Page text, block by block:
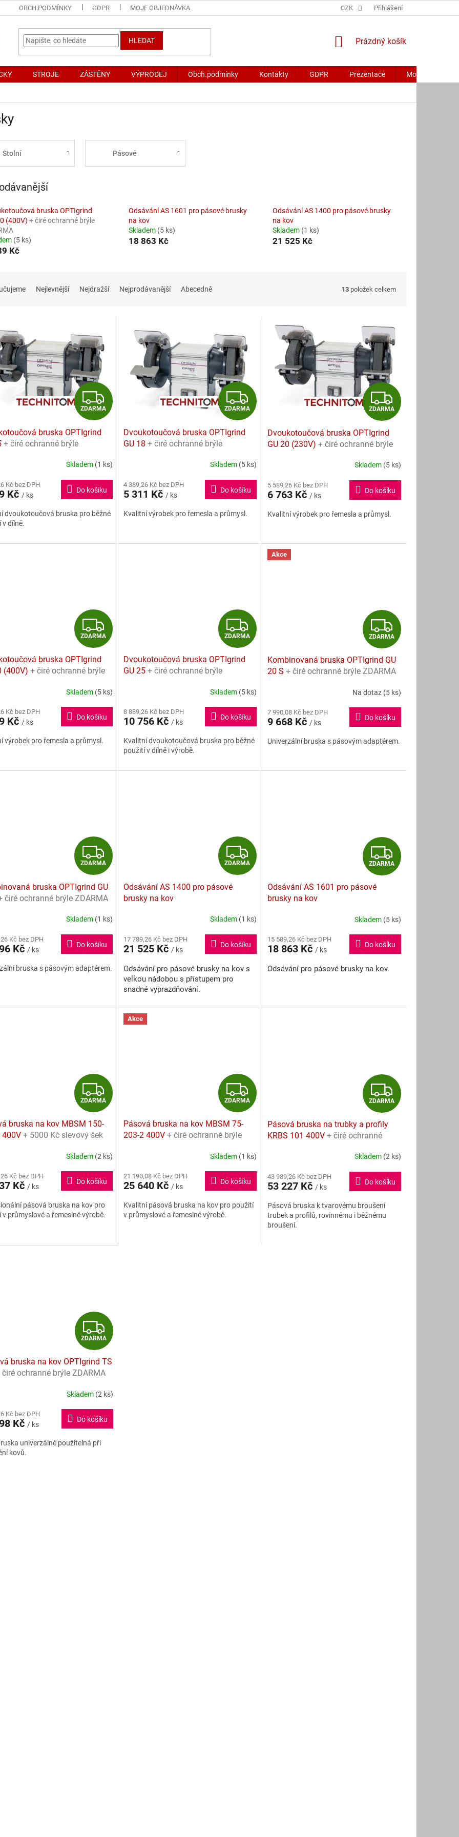
OBCH.PODMÍNKY GDPR MOJE OBJEDNÁVKA CZK Přihlášení
HLEDAT
NÁKUPNÍ
Prázdný košík
STROJE ZÁSTĚNY VÝPRODEJ Obch.podmínky Kontakty GDPR Prezentace Moje
Stolní Pásové
bruska OPTIgrind
(400V) + čiré ochranné brýle
(5 ks)
Kč
Odsávání AS 1601 pro pásové brusky
na kov
Skladem (5 ks)
18 863 Kč
Odsávání AS 1400 pro pásové brusky
na kov
Skladem (1 ks)
21 525 Kč
Nejlevnější Nejdražší Nejprodávanější Abecedně 13 položek celkem
Z
D
R
M
A
ZDARMA
bruska OPTIgrind
+ čiré ochranné brýle
Skladem (1 ks)
Kč bez DPH
Kč / ks
Do košíku
dvoukotoučová bruska pro běžné
v dílně.
Z
D
R
M
A
ZDARMA
Dvoukotoučová bruska OPTIgrind
GU 18 + čiré ochranné brýle
produktu
je
z
Skladem (5 ks)
4 389,26 Kč bez DPH
5 311 Kč / ks
Do košíku
Kvalitní výrobek pro řemesla a průmysl.
Z
D
A
R
M
A
ZDARMA
Dvoukotoučová bruska OPTIgrind
GU 20 (230V) + čiré ochranné brýle
Skladem (5 ks)
5 589,26 Kč bez DPH
6 763 Kč / ks
Do košíku
Kvalitní výrobek pro řemesla a průmysl.
Z
D
A
R
M
A
ZDARMA
bruska OPTIgrind
(400V) + čiré ochranné brýle
Skladem (5 ks)
Kč bez DPH
Kč / ks
Do košíku
výrobek pro řemesla a průmysl.
Z
D
R
M
A
ZDARMA
Dvoukotoučová bruska OPTIgrind
GU 25 + čiré ochranné brýle
Skladem (5 ks)
8 889,26 Kč bez DPH
10 756 Kč / ks
Do košíku
Kvalitní dvoukotoučová bruska pro běžné
použití v dílně i výrobě.
Akce
Z
D
A
R
M
A
ZDARMA
Kombinovaná bruska OPTIgrind GU
20 S + čiré ochranné brýle ZDARMA
produktu
je
z
Na dotaz (5 ks)
7 990,08 Kč bez DPH
9 668 Kč / ks
Do košíku
Univerzální bruska s pásovým adaptérem.
Z
D
A
R
M
A
ZDARMA
bruska OPTIgrind GU
čiré ochranné brýle ZDARMA
Skladem (1 ks)
Kč bez DPH
Kč / ks
Do košíku
bruska s pásovým adaptérem.
Z
D
R
M
A
ZDARMA
Odsávání AS 1400 pro pásové
brusky na kov
produktu
je
z
5
hvězdiček.
Skladem (1 ks)
17 789,26 Kč bez DPH
21 525 Kč / ks
Do košíku
Odsávání pro pásové brusky na kov s
velkou nádobou s přístupem pro
snadné vyprazdňování.
Z
D
R
M
A
ZDARMA
Odsávání AS 1601 pro pásové
brusky na kov
produktu
je
z
Skladem (5 ks)
15 589,26 Kč bez DPH
18 863 Kč / ks
Do košíku
Odsávání pro pásové brusky na kov.
Z
D
A
R
M
A
ZDARMA
bruska na kov MBSM 150-
400V + 5000 Kč slevový šek
Skladem (2 ks)
Kč bez DPH
Kč / ks
Do košíku
pásová bruska na kov pro
v průmyslové a řemeslné výrobě.
Akce
Z
D
R
M
A
ZDARMA
Pásová bruska na kov MBSM 75-
203-2 400V + čiré ochranné brýle
Skladem (1 ks)
21 190,08 Kč bez DPH
25 640 Kč / ks
Do košíku
Kvalitní pásová bruska na kov pro použití
v průmyslové a řemeslné výrobě.
Z
D
R
M
A
ZDARMA
Pásová bruska na trubky a profily
KRBS 101 400V + čiré ochranné
Skladem (2 ks)
43 989,26 Kč bez DPH
53 227 Kč / ks
Do košíku
Pásová bruska k tvarovému broušení
trubek a profilů, rovinnému i běžnému
broušení.
Z
D
A
R
M
A
ZDARMA
bruska na kov OPTIgrind TS
čiré ochranné brýle ZDARMA
Skladem (2 ks)
Kč bez DPH
Kč / ks
Do košíku
univerzálně použitelná při
kovů.